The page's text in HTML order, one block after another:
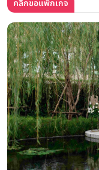
คลิกขอแพ็กเกจ